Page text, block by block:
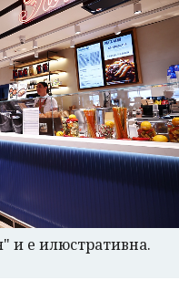
и е илюстративна.